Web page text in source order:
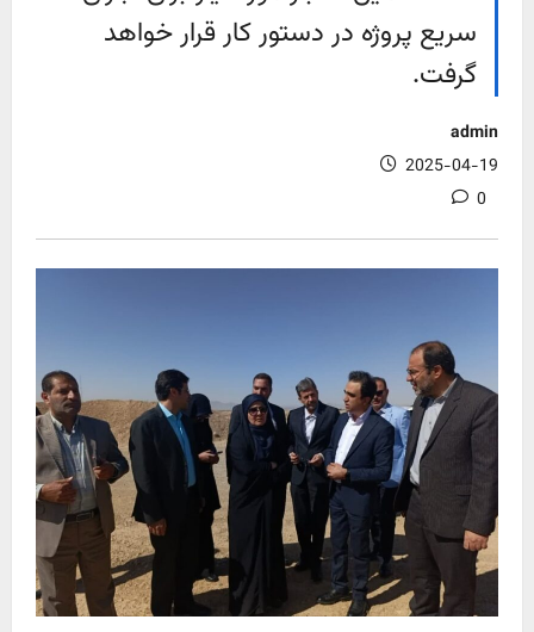
سریع پروژه در دستور کار قرار خواهد
گرفت.
admin
2025-04-19
0